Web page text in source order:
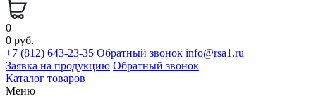
0
0 руб.
+7 (812) 643-23-35 Обратный звонок info@rsa1.ru
Заявка на продукцию Обратный звонок
Каталог товаров
Меню